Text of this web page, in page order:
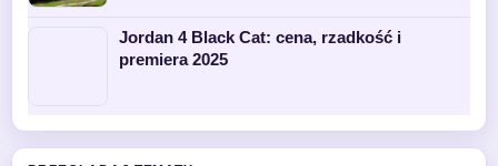
Jordan 4 Black Cat: cena, rzadkość i
premiera 2025